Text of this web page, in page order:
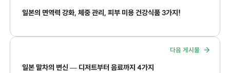
일본의 면역력 강화, 체중 관리, 피부 미용 건강식품 3가지!
다음 게시물
일본 말차의 변신 — 디저트부터 음료까지 4가지